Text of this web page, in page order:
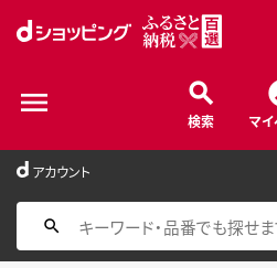
検索 マ
アカウント